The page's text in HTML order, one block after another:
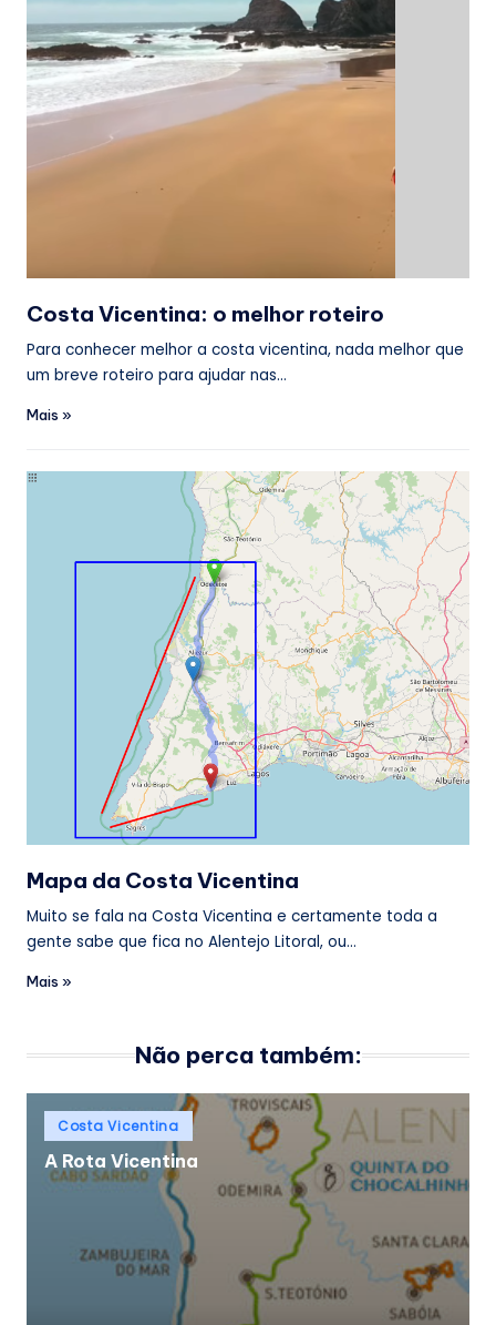
Costa Vicentina: o melhor roteiro
Para conhecer melhor a costa vicentina, nada melhor que
um breve roteiro para ajudar nas…
Mais »
Mapa da Costa Vicentina
Muito se fala na Costa Vicentina e certamente toda a
gente sabe que fica no Alentejo Litoral, ou…
Mais »
Não perca também:
Posted
inCosta Vicentina
A Rota Vicentina